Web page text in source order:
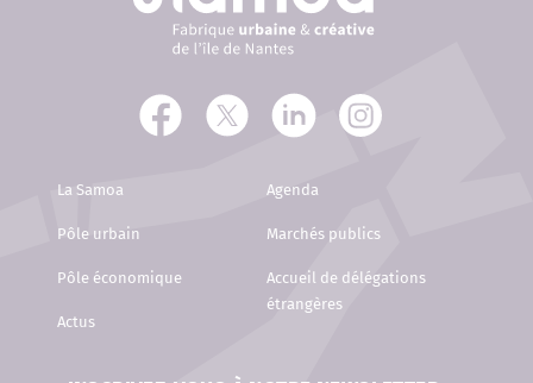
La Samoa
Pôle urbain
Pôle économique
Actus
Agenda
Marchés publics
Accueil de délégations
étrangères